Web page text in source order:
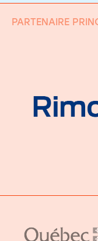
PARTENAIRE